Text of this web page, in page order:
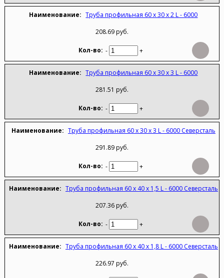
Труба профильная 60 х 30 х 2 L - 6000
208.69 руб.
- +
Труба профильная 60 х 30 х 3 L - 6000
281.51 руб.
- +
Труба профильная 60 х 30 х 3 L - 6000 Северсталь
291.89 руб.
- +
Труба профильная 60 х 40 х 1,5 L - 6000 Северсталь
207.36 руб.
- +
Труба профильная 60 х 40 х 1,8 L - 6000 Северсталь
226.97 руб.